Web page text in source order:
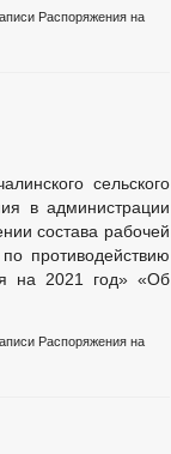
Распоряжения на
сельского
в администрации
состава рабочей
противодействию
на 2021 год» «Об
Распоряжения на